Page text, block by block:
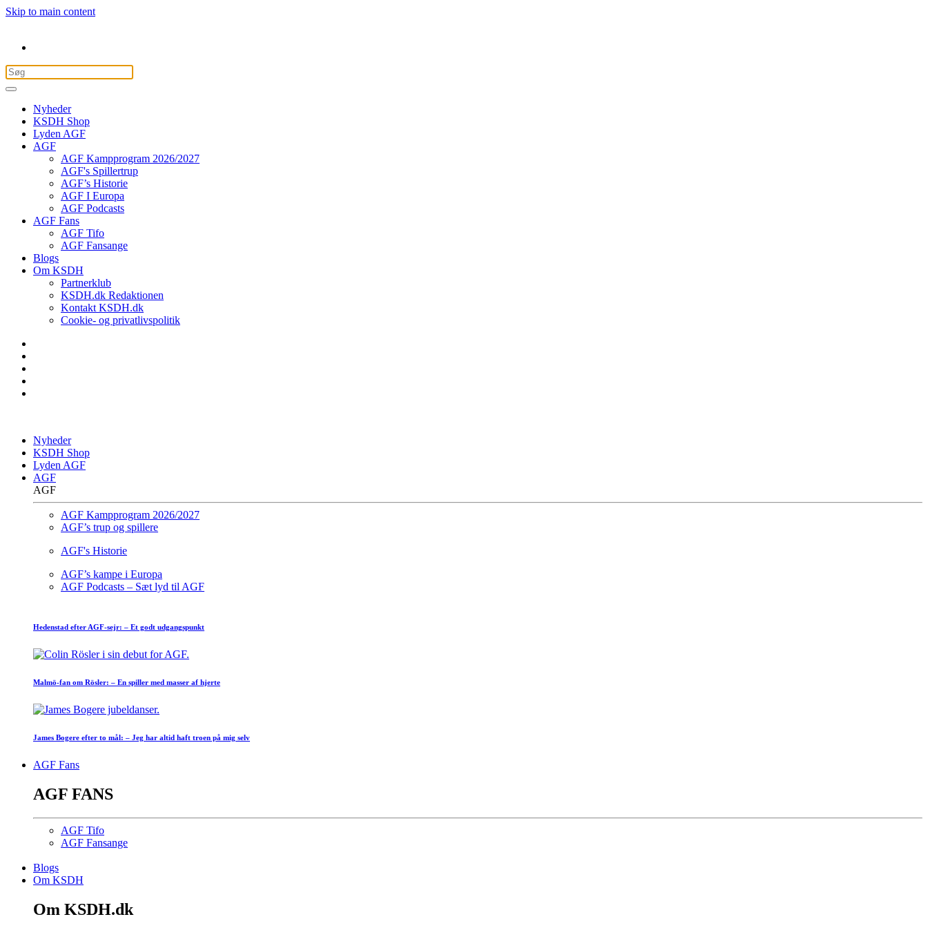
Skip to main content
Nyheder
KSDH Shop
Lyden AGF
AGF
AGF Kampprogram 2026/2027
AGF's Spillertrup
AGF’s Historie
AGF I Europa
AGF Podcasts
AGF Fans
AGF Tifo
AGF Fansange
Blogs
Om KSDH
Partnerklub
KSDH.dk Redaktionen
Kontakt KSDH.dk
Cookie- og privatlivspolitik
Nyheder
KSDH Shop
Lyden AGF
AGF
AGF
AGF Kampprogram 2026/2027
AGF’s trup og spillere
AGF's Historie
AGF’s kampe i Europa
AGF Podcasts – Sæt lyd til AGF
Hedenstad efter AGF-sejr: – Et godt udgangspunkt
Malmö-fan om Rösler: – En spiller med masser af hjerte
James Bogere efter to mål: – Jeg har altid haft troen på mig selv
AGF Fans
AGF FANS
AGF Tifo
AGF Fansange
Blogs
Om KSDH
Om KSDH.dk